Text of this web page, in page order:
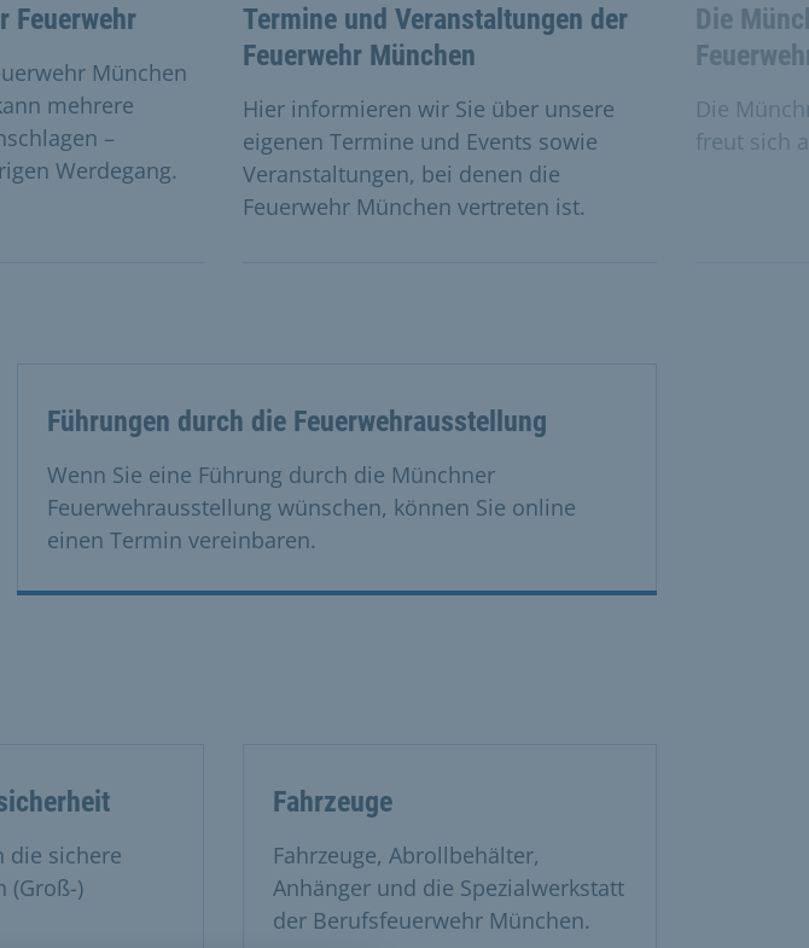
Feuerwehr
München
mehrere
–
Werdegang.
Termine und Veranstaltungen der
Feuerwehr München
Hier informieren wir Sie über unsere
eigenen Termine und Events sowie
Veranstaltungen, bei denen die
Feuerwehr München vertreten ist.
Die
Die
freut sich
Führungen durch die Feuerwehrausstellung
Wenn Sie eine Führung durch die Münchner
Feuerwehrausstellung wünschen, können Sie online
einen Termin vereinbaren.
die sichere
(Groß-)
Fahrzeuge
Fahrzeuge, Abrollbehälter,
Anhänger und die Spezialwerkstatt
der Berufsfeuerwehr München.